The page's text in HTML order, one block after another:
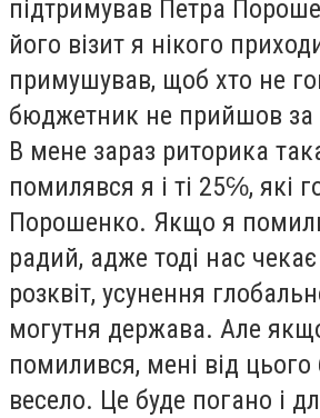
підтримував Петра
його візит я нікого
примушував, щоб хто не
бюджетник не прийшов за
В мене зараз риторика
помилявся я і ті 25℅, які
Порошенко. Якщо я
радий, адже тоді нас
розквіт, усунення
могутня держава. Але
помилився, мені від цього
весело. Це буде погано і